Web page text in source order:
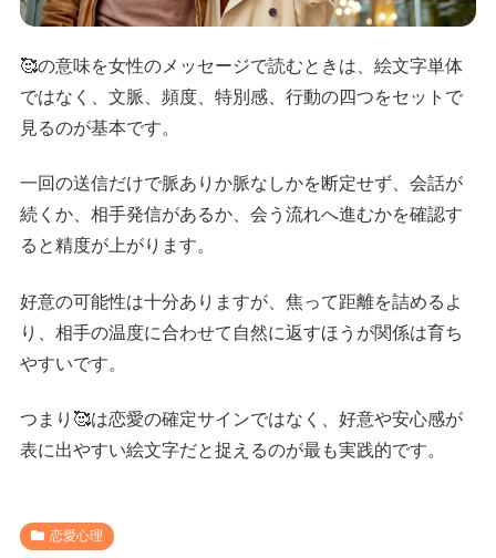
🥰の意味を女性のメッセージで読むときは、絵文字単体
ではなく、文脈、頻度、特別感、行動の四つをセットで
見るのが基本です。
一回の送信だけで脈ありか脈なしかを断定せず、会話が
続くか、相手発信があるか、会う流れへ進むかを確認す
ると精度が上がります。
好意の可能性は十分ありますが、焦って距離を詰めるよ
り、相手の温度に合わせて自然に返すほうが関係は育ち
やすいです。
つまり🥰は恋愛の確定サインではなく、好意や安心感が
表に出やすい絵文字だと捉えるのが最も実践的です。
恋愛心理